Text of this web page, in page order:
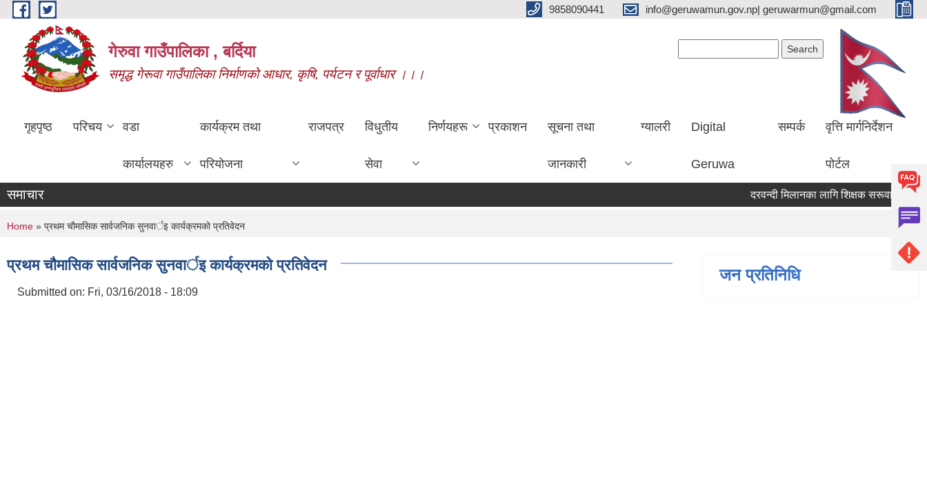
Skip to main content 9858090441 info@geruwamun.gov.np| geruwarmun@gmail.com
गेरुवा गाउँपालिका , बर्दिया
समृद्ध गेरूवा गाउँपालिका निर्माणको आधार, कृषि, पर्यटन र पूर्वाधार ।।।
गृहपृष्ठ परिचय वडा
कार्यालयहरु
कार्यक्रम तथा
परियोजना
राजपत्र विधुतीय
सेवा
निर्णयहरू प्रकाशन सूचना तथा
जानकारी
ग्यालरी Digital
Geruwa
सम्पर्क वृत्ति मार्गनिर्देशन
पोर्टल
समाचार दरवन्दी मिलानका लागि शिक्षक सरूवा सम्बन्धि
You are here
Home » प्रथम चाैमासिक सार्वजनिक सुनवार्इ कार्यक्रमकाे प्रतिवेदन
प्रथम चाैमासिक सार्वजनिक सुनवार्इ कार्यक्रमकाे प्रतिवेदन
Submitted on: Fri, 03/16/2018 - 18:09
जन प्रतिनिधि